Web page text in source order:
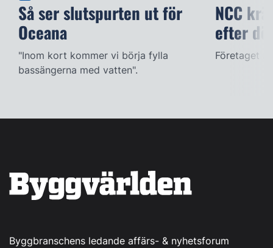
Så ser slutspurten ut för
Oceana
"Inom kort kommer vi börja fylla
bassängerna med vatten".
NCC
efter
Företaget
Byggbranschens ledande affärs- & nyhetsforum